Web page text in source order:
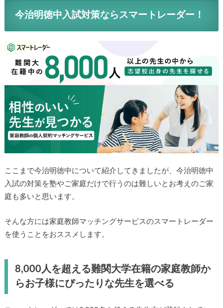
今治明徳中入試対策ならスマートレーダー！
ここまで今治明徳中について紹介してきましたが、今治明徳中
入試の対策を塾やご家庭だけで行うのは難しいとお考えのご家
庭も多いと思います。
そんな方には家庭教師マッチングサービスのスマートレーダー
を使うことをおススメします。
8,000人を超える難関大学在籍の家庭教師か
らお子様にぴったりな先生を選べる